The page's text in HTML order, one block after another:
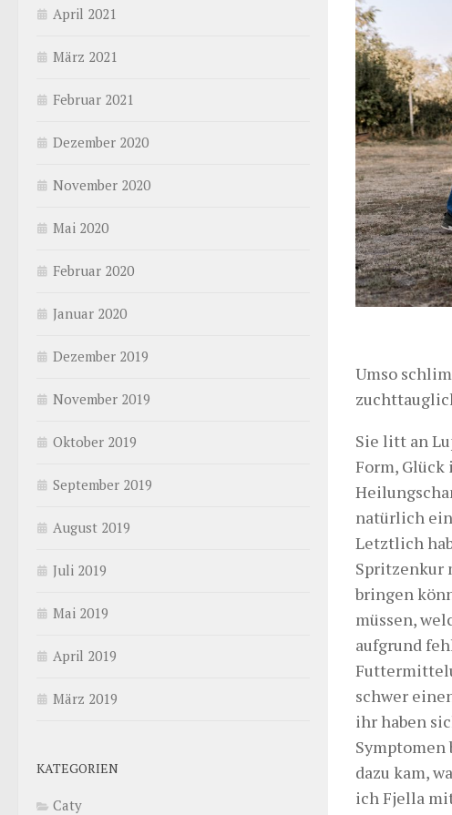
Umso
Sie litt an
Form,
natürlich
Letztlich
Spritzenkur
bringen
müssen,
aufgrund
schwer
ihr haben
dazu kam,
ich Fjella
April 2021
März 2021
Februar 2021
Dezember 2020
November 2020
Mai 2020
Februar 2020
Januar 2020
Dezember 2019
November 2019
Oktober 2019
September 2019
August 2019
Juli 2019
Mai 2019
April 2019
März 2019
KATEGORIEN
Caty